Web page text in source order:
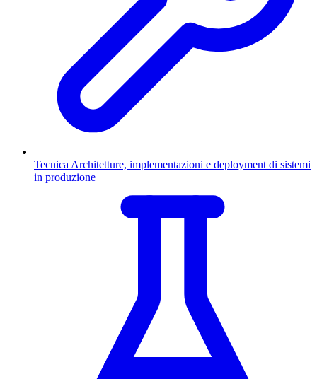
Tecnica Architetture, implementazioni e deployment di sistemi
in produzione